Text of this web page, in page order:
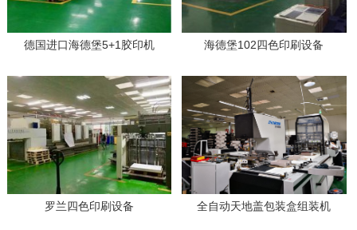
德国进口海德堡5+1胶印机 海德堡102四色印刷设备
罗兰四色印刷设备 全自动天地盖包装盒组装机